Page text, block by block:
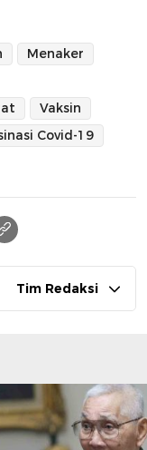
Menaker
Vaksin
Covid-19
Tim Redaksi